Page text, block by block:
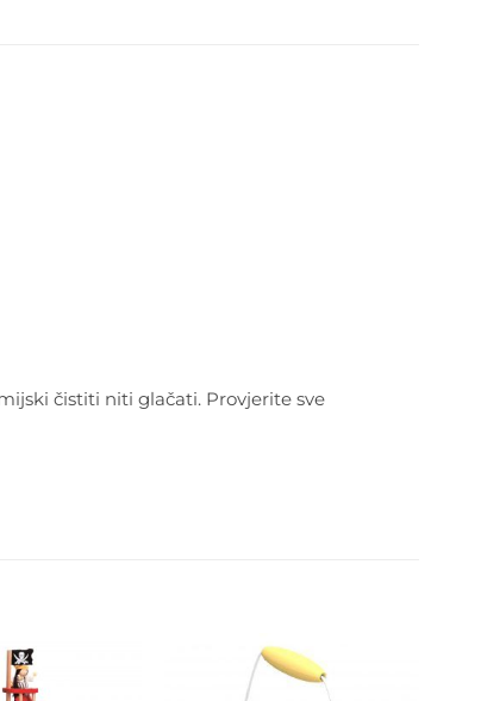
čistiti niti glačati. Provjerite sve